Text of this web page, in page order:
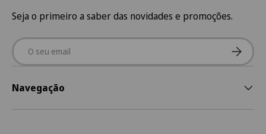
Seja o primeiro a saber das novidades e promoções.
Email
Navegação